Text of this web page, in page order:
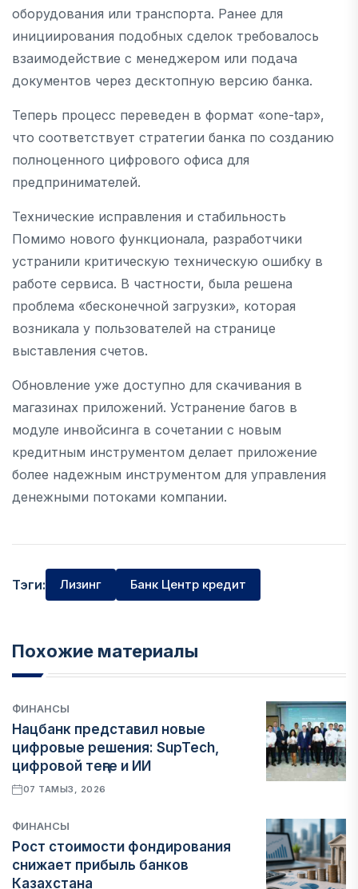
оборудования или транспорта. Ранее для
инициирования подобных сделок требовалось
взаимодействие с менеджером или подача
документов через десктопную версию банка.
Теперь процесс переведен в формат «one-tap»,
что соответствует стратегии банка по созданию
полноценного цифрового офиса для
предпринимателей.
Технические исправления и стабильность
Помимо нового функционала, разработчики
устранили критическую техническую ошибку в
работе сервиса. В частности, была решена
проблема «бесконечной загрузки», которая
возникала у пользователей на странице
выставления счетов.
Обновление уже доступно для скачивания в
магазинах приложений. Устранение багов в
модуле инвойсинга в сочетании с новым
кредитным инструментом делает приложение
более надежным инструментом для управления
денежными потоками компании.
Тэги: Лизинг Банк Центр кредит
Похожие материалы
ФИНАНСЫ
Нацбанк представил новые
цифровые решения: SupTech,
цифровой теңге и ИИ
07 ТАМЫЗ, 2026
ФИНАНСЫ
Рост стоимости фондирования
снижает прибыль банков
Казахстана